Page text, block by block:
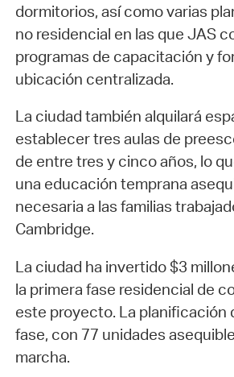
dormitorios, así como varias
no residencial en las que JAS
programas de capacitación y
ubicación centralizada.
La ciudad también alquilará
establecer tres aulas de
de entre tres y cinco años, lo
una educación temprana
necesaria a las familias
Cambridge.
La ciudad ha invertido $3
la primera fase residencial de
este proyecto. La planificación
fase, con 77 unidades
marcha.